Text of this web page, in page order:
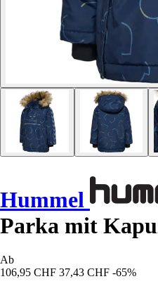
Hummel
Parka mit
Ab
106,95 CHF 37,43 CHF -65%